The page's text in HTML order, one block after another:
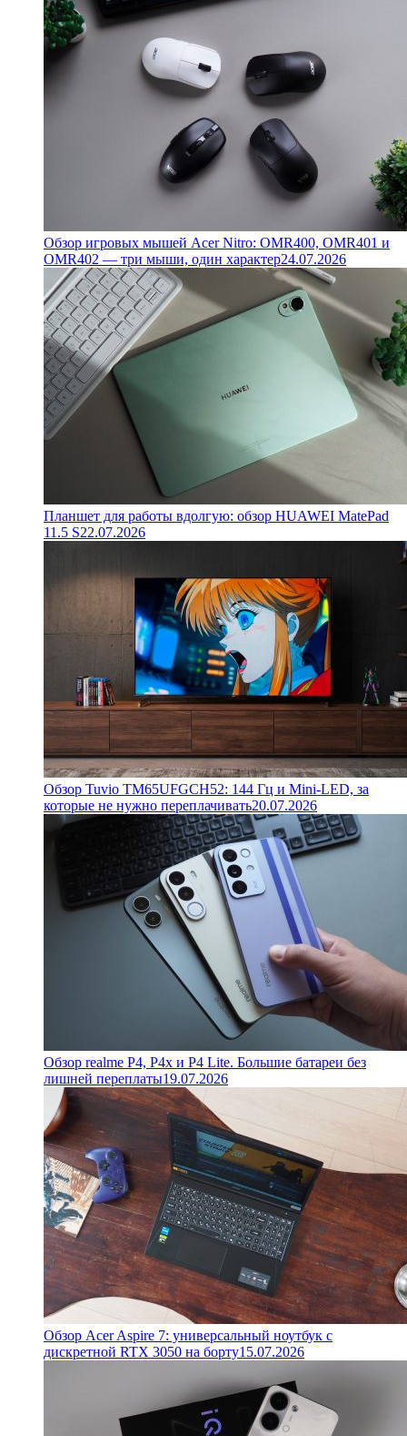
Обзор игровых мышей Acer Nitro: OMR400, OMR401 и
OMR402 — три мыши, один характер24.07.2026
Планшет для работы вдолгую: обзор HUAWEI MatePad
11.5 S22.07.2026
Обзор Tuvio TM65UFGCH52: 144 Гц и Mini-LED, за
которые не нужно переплачивать20.07.2026
Обзор realme P4, P4x и P4 Lite. Большие батареи без
лишней переплаты19.07.2026
Обзор Acer Aspire 7: универсальный ноутбук с
дискретной RTX 3050 на борту15.07.2026